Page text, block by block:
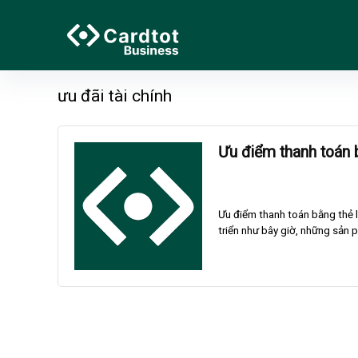
ưu đãi tài chính
Ưu điểm thanh toán
Ưu điểm thanh toán bằng
triển như bây giờ, những sản